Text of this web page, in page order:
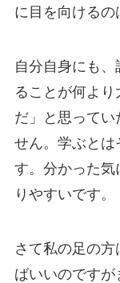
に目を向けるの
自分自身にも
ることが何よ
だ」と思ってい
せん。学ぶとは
す。分かった気
りやすいです。
さて私の足の
ばいいのです